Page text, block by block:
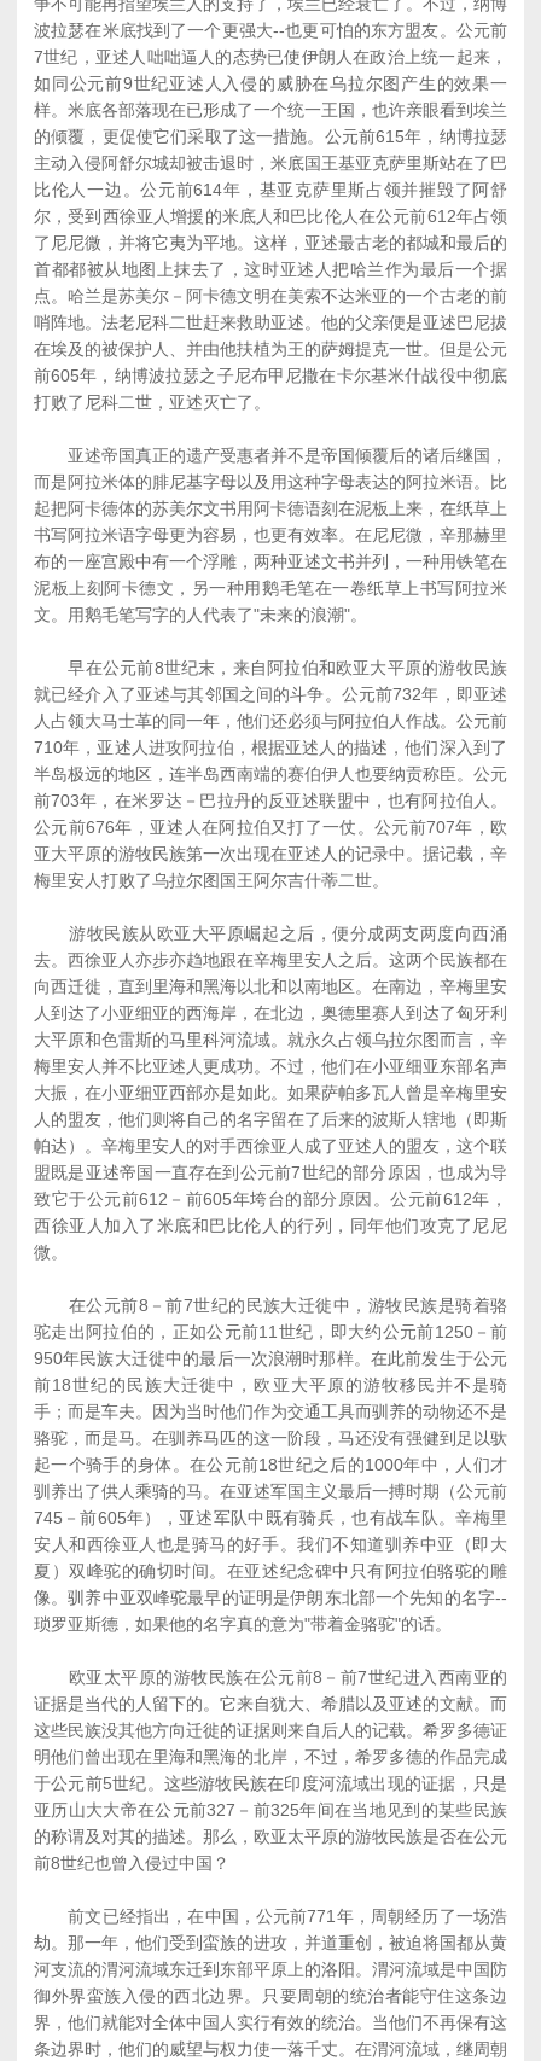
波拉瑟在米底找到了一个更强大--也更可怕的东方盟友。公元前
7世纪，亚述人咄咄逼人的态势已使伊朗人在政治上统一起来，
如同公元前9世纪亚述人入侵的威胁在乌拉尔图产生的效果一
样。米底各部落现在已形成了一个统一王国，也许亲眼看到埃兰
的倾覆，更促使它们采取了这一措施。公元前615年，纳博拉瑟
主动入侵阿舒尔城却被击退时，米底国王基亚克萨里斯站在了巴
比伦人一边。公元前614年，基亚克萨里斯占领并摧毁了阿舒
尔，受到西徐亚人增援的米底人和巴比伦人在公元前612年占领
了尼尼微，并将它夷为平地。这样，亚述最古老的都城和最后的
首都都被从地图上抹去了，这时亚述人把哈兰作为最后一个据
点。哈兰是苏美尔－阿卡德文明在美索不达米亚的一个古老的前
哨阵地。法老尼科二世赶来救助亚述。他的父亲便是亚述巴尼拔
在埃及的被保护人、并由他扶植为王的萨姆提克一世。但是公元
前605年，纳博波拉瑟之子尼布甲尼撒在卡尔基米什战役中彻底
打败了尼科二世，亚述灭亡了。
亚述帝国真正的遗产受惠者并不是帝国倾覆后的诸后继国，
而是阿拉米体的腓尼基字母以及用这种字母表达的阿拉米语。比
起把阿卡德体的苏美尔文书用阿卡德语刻在泥板上来，在纸草上
书写阿拉米语字母更为容易，也更有效率。在尼尼微，辛那赫里
布的一座宫殿中有一个浮雕，两种亚述文书并列，一种用铁笔在
泥板上刻阿卡德文，另一种用鹅毛笔在一卷纸草上书写阿拉米
文。用鹅毛笔写字的人代表了"未来的浪潮"。
早在公元前8世纪末，来自阿拉伯和欧亚大平原的游牧民族
就已经介入了亚述与其邻国之间的斗争。公元前732年，即亚述
人占领大马士革的同一年，他们还必须与阿拉伯人作战。公元前
710年，亚述人进攻阿拉伯，根据亚述人的描述，他们深入到了
半岛极远的地区，连半岛西南端的赛伯伊人也要纳贡称臣。公元
前703年，在米罗达－巴拉丹的反亚述联盟中，也有阿拉伯人。
公元前676年，亚述人在阿拉伯又打了一仗。公元前707年，欧
亚大平原的游牧民族第一次出现在亚述人的记录中。据记载，辛
梅里安人打败了乌拉尔图国王阿尔吉什蒂二世。
游牧民族从欧亚大平原崛起之后，便分成两支两度向西涌
去。西徐亚人亦步亦趋地跟在辛梅里安人之后。这两个民族都在
向西迁徙，直到里海和黑海以北和以南地区。在南边，辛梅里安
人到达了小亚细亚的西海岸，在北边，奥德里赛人到达了匈牙利
大平原和色雷斯的马里科河流域。就永久占领乌拉尔图而言，辛
梅里安人并不比亚述人更成功。不过，他们在小亚细亚东部名声
大振，在小亚细亚西部亦是如此。如果萨帕多瓦人曾是辛梅里安
人的盟友，他们则将自己的名字留在了后来的波斯人辖地（即斯
帕达）。辛梅里安人的对手西徐亚人成了亚述人的盟友，这个联
盟既是亚述帝国一直存在到公元前7世纪的部分原因，也成为导
致它于公元前612－前605年垮台的部分原因。公元前612年，
西徐亚人加入了米底和巴比伦人的行列，同年他们攻克了尼尼
微。
在公元前8－前7世纪的民族大迁徙中，游牧民族是骑着骆
驼走出阿拉伯的，正如公元前11世纪，即大约公元前1250－前
950年民族大迁徙中的最后一次浪潮时那样。在此前发生于公元
前18世纪的民族大迁徙中，欧亚大平原的游牧移民并不是骑
手；而是车夫。因为当时他们作为交通工具而驯养的动物还不是
骆驼，而是马。在驯养马匹的这一阶段，马还没有强健到足以驮
起一个骑手的身体。在公元前18世纪之后的1000年中，人们才
驯养出了供人乘骑的马。在亚述军国主义最后一搏时期（公元前
745－前605年），亚述军队中既有骑兵，也有战车队。辛梅里
安人和西徐亚人也是骑马的好手。我们不知道驯养中亚（即大
夏）双峰驼的确切时间。在亚述纪念碑中只有阿拉伯骆驼的雕
像。驯养中亚双峰驼最早的证明是伊朗东北部一个先知的名字--
琐罗亚斯德，如果他的名字真的意为"带着金骆驼"的话。
欧亚太平原的游牧民族在公元前8－前7世纪进入西南亚的
证据是当代的人留下的。它来自犹大、希腊以及亚述的文献。而
这些民族没其他方向迁徙的证据则来自后人的记载。希罗多德证
明他们曾出现在里海和黑海的北岸，不过，希罗多德的作品完成
于公元前5世纪。这些游牧民族在印度河流域出现的证据，只是
亚历山大大帝在公元前327－前325年间在当地见到的某些民族
的称谓及对其的描述。那么，欧亚太平原的游牧民族是否在公元
前8世纪也曾入侵过中国？
前文已经指出，在中国，公元前771年，周朝经历了一场浩
劫。那一年，他们受到蛮族的进攻，并道重创，被迫将国都从黄
河支流的渭河流域东迁到东部平原上的洛阳。渭河流域是中国防
御外界蛮族入侵的西北边界。只要周朝的统治者能守住这条边
界，他们就能对全体中国人实行有效的统治。当他们不再保有这
条边界时，他们的威望与权力使一落千丈。在渭河流域，继周朝